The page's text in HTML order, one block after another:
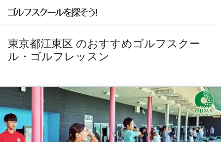
東京都江東区 のおすすめゴルフスクー
ル・ゴルフレッスン